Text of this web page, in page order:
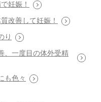
妊娠！
改善して妊娠！
り
、一度目の体外受精
も色々